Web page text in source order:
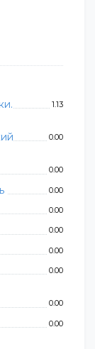
1.13
0.00
0.00
0.00
0.00
0.00
0.00
0.00
0.00
0.00